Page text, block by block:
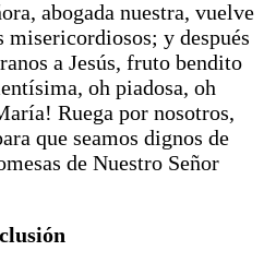
abogada nuestra, vuelve
misericordiosos; y después
a Jesús, fruto bendito
oh piadosa, oh
Ruega por nosotros,
que seamos dignos de
de Nuestro Señor